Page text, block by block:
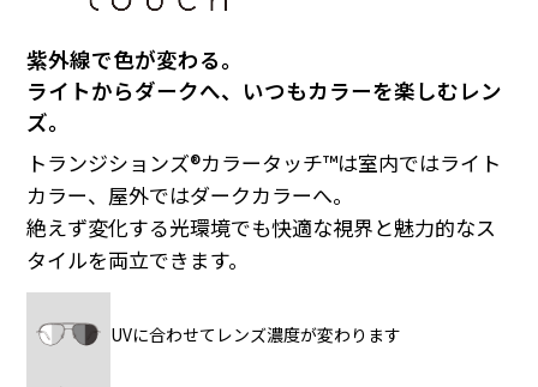
紫外線で色が変わる。
ライトからダークへ、いつもカラーを楽しむレン
ズ。
トランジションズ®︎カラータッチ™︎は室内ではライト
カラー、屋外ではダークカラーへ。
絶えず変化する光環境でも快適な視界と魅力的なス
タイルを両立できます。
UVに合わせてレンズ濃度が変わります